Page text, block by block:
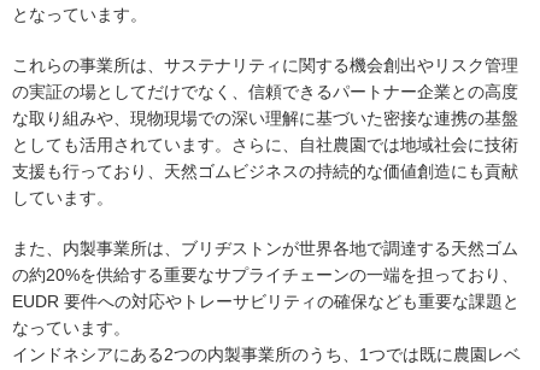
となっています。
これらの事業所は、サステナリティに関する機会創出やリスク管理
の実証の場としてだけでなく、信頼できるパートナー企業との高度
な取り組みや、現物現場での深い理解に基づいた密接な連携の基盤
としても活用されています。さらに、自社農園では地域社会に技術
支援も行っており、天然ゴムビジネスの持続的な価値創造にも貢献
しています。
また、内製事業所は、ブリヂストンが世界各地で調達する天然ゴム
の約20%を供給する重要なサプライチェーンの一端を担っており、
EUDR 要件への対応やトレーサビリティの確保なども重要な課題と
なっています。
インドネシアにある2つの内製事業所のうち、1つでは既に農園レベ